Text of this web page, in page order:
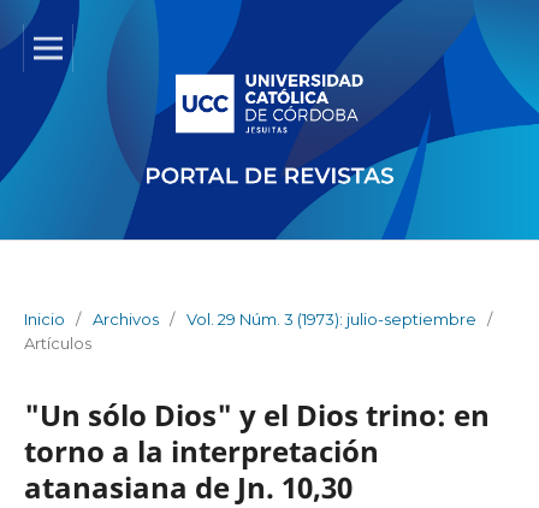
Inicio / Archivos / Vol. 29 Núm. 3 (1973): julio-septiembre
/
Artículos
"Un sólo Dios" y el Dios trino: en
torno a la interpretación
atanasiana de Jn. 10,30